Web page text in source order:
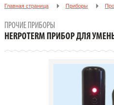
Главная страница Приборы
ПРОЧИЕ ПРИБОРЫ
HERPOTERM ПРИБОР ДЛЯ